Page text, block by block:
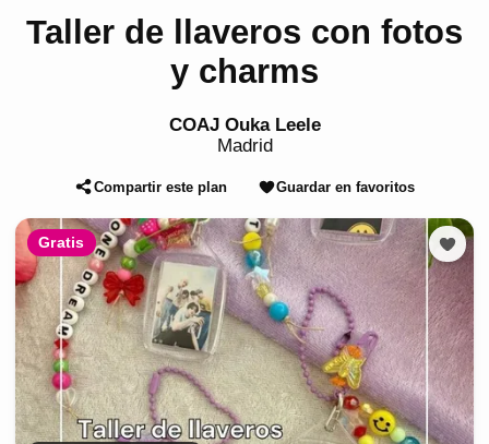
Taller de llaveros con fotos
y charms
COAJ Ouka Leele
Madrid
Compartir este plan Guardar en favoritos
Gratis